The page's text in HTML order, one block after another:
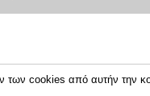
των cookies από αυτήν την